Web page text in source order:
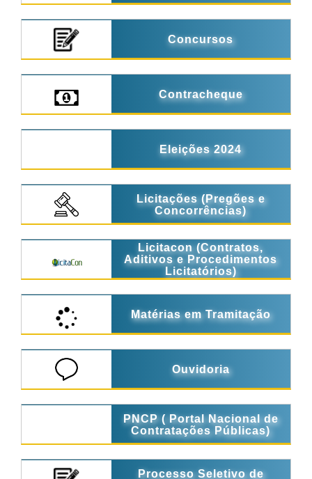
Concursos
Contracheque
Eleições 2024
Licitações (Pregões e
Concorrências)
Licitacon (Contratos,
Aditivos e Procedimentos
Licitatórios)
Matérias em Tramitação
Ouvidoria
PNCP ( Portal Nacional de
Contratações Públicas)
Processo Seletivo de